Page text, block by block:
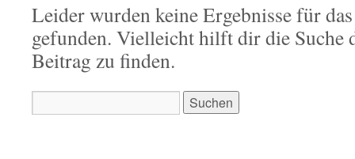
Leider wurden keine Ergebnisse für
gefunden. Vielleicht hilft dir die Suche
Beitrag zu finden.